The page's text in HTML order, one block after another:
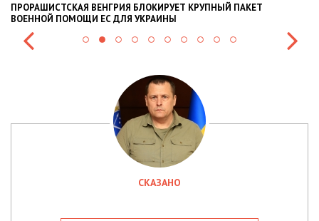
ПРОРАШИСТСКАЯ ВЕНГРИЯ БЛОКИРУЕТ КРУПНЫЙ ПАКЕТ
ВОЕННОЙ ПОМОЩИ ЕС ДЛЯ УКРАИНЫ
СКАЗАНО